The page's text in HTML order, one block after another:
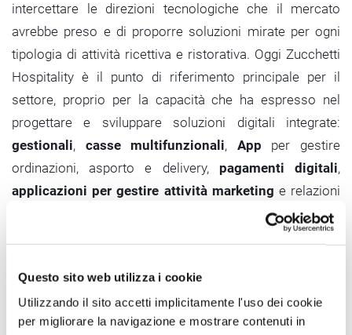
Questo sito web utilizza i cookie
Utilizzando il sito accetti implicitamente l'uso dei cookie
per migliorare la navigazione e mostrare contenuti in
intercettare le direzioni tecnologiche che il mercato
avrebbe preso e di proporre soluzioni mirate per ogni
tipologia di attività ricettiva e ristorativa. Oggi Zucchetti
Hospitality è il punto di riferimento principale per il
settore, proprio per la capacità che ha espresso nel
progettare e sviluppare soluzioni digitali integrate:
gestionali, casse multifunzionali, App per gestire
ordinazioni, asporto e delivery, pagamenti digitali,
applicazioni per gestire attività marketing e relazioni
con i clienti, grazie a Pienissimo Pro, nonché, per effetto
della sinergia con Zucchetti Centro Sistemi (società del
collaborativiper affiancare il personale, ottimizzare i
tempi di servizio e migliorare l’esperienza del cliente,
rendendo ogni momento più fluido, smart e sostenibile.